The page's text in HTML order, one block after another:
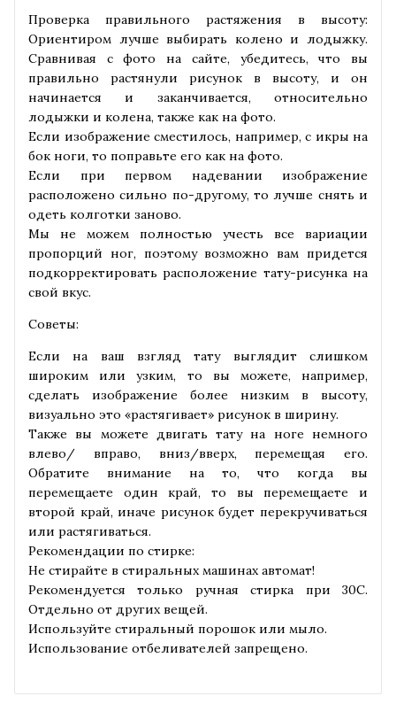
Проверка правильного растяжения в высоту:
Ориентиром лучше выбирать колено и лодыжку.
Сравнивая с фото на сайте, убедитесь, что вы
правильно растянули рисунок в высоту, и он
начинается и заканчивается, относительно
лодыжки и колена, также как на фото.
Если изображение сместилось, например, с икры на
бок ноги, то поправьте его как на фото.
Если при первом надевании изображение
расположено сильно по-другому, то лучше снять и
одеть колготки заново.
Мы не можем полностью учесть все вариации
пропорций ног, поэтому возможно вам придется
подкорректировать расположение тату-рисунка на
свой вкус.
Советы:
Если на ваш взгляд тату выглядит слишком
широким или узким, то вы можете, например,
сделать изображение более низким в высоту,
визуально это «растягивает» рисунок в ширину.
Также вы можете двигать тату на ноге немного
влево/ вправо, вниз/вверх, перемещая его.
Обратите внимание на то, что когда вы
перемещаете один край, то вы перемещаете и
второй край, иначе рисунок будет перекручиваться
или растягиваться.
Рекомендации по стирке:
Не стирайте в стиральных машинах автомат!
Рекомендуется только ручная стирка при 30С.
Отдельно от других вещей.
Используйте стиральный порошок или мыло.
Использование отбеливателей запрещено.